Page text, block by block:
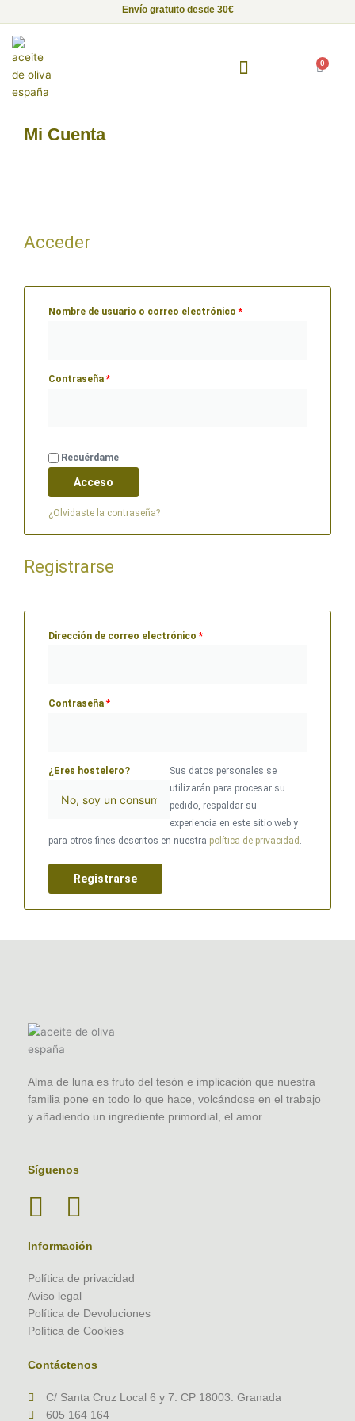
al
contenido
0
Carrito
Envío gratuito desde 30€
Mi Cuenta
Acceder
Nombre de usuario o correo electrónico*
Contraseña*
Recuérdame
Acceso
¿Olvidaste la contraseña?
Registrarse
Dirección de correo electrónico*
Contraseña*
¿Eres hostelero?
Sus datos personales se
utilizarán para procesar su
pedido, respaldar su
experiencia en este sitio web y
para otros fines descritos en nuestra política de privacidad .
Registrarse
Alma de luna es fruto del tesón e implicación que nuestra
familia pone en todo lo que hace, volcándose en el trabajo
y añadiendo un ingrediente primordial, el amor.
Síguenos
Información
Política de privacidad
Aviso legal
Política de Devoluciones
Política de Cookies
Contáctenos
C/ Santa Cruz Local 6 y 7. CP 18003. Granada
605 164 164